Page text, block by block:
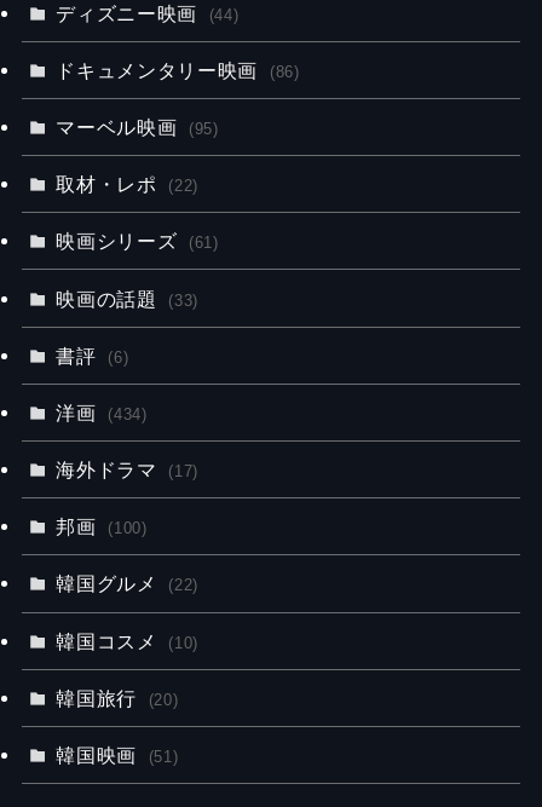
ディズニー映画 (44)
ドキュメンタリー映画 (86)
マーベル映画 (95)
取材・レポ (22)
映画シリーズ (61)
映画の話題 (33)
書評 (6)
洋画 (434)
海外ドラマ (17)
邦画 (100)
韓国グルメ (22)
韓国コスメ (10)
韓国旅行 (20)
韓国映画 (51)